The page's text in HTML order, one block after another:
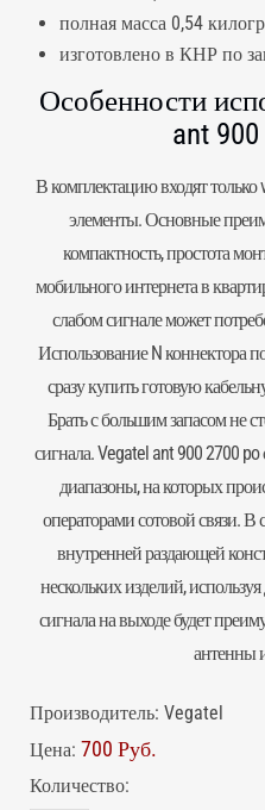
полная масса 0,54
изготовлено в КНР по
Особенности
ant
В комплектацию входят
элементы. Основные
компактность, простота
мобильного интернета в
слабом сигнале может
Использование N коннектора
сразу купить готовую
Брать с большим запасом не
сигнала. Vegatel ant 900 2700
диапазоны, на которых
операторами сотовой связи. В
внутренней раздающей
нескольких изделий,
сигнала на выходе будет
антенны
Производитель: Vegatel
Цена: 700 Руб.
Количество: